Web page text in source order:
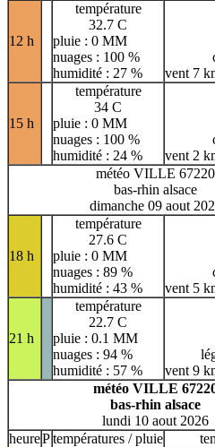
12 h
température
32.7 C
pluie : 0 MM
nuages : 100 %
humidité : 27 %
vent 7
15 h
température
34 C
pluie : 0 MM
nuages : 100 %
humidité : 24 %
vent 2
météo VILLE 67220
bas-rhin alsace
dimanche 09 aout
18 h
température
27.6 C
pluie : 0 MM
nuages : 89 %
humidité : 43 %
vent 5
21 h
température
22.7 C
pluie : 0.1 MM
nuages : 94 %
humidité : 57 %
vent 9
météo VILLE
bas-rhin alsace
lundi 10 aout 2026
heurePtempératures / pluie